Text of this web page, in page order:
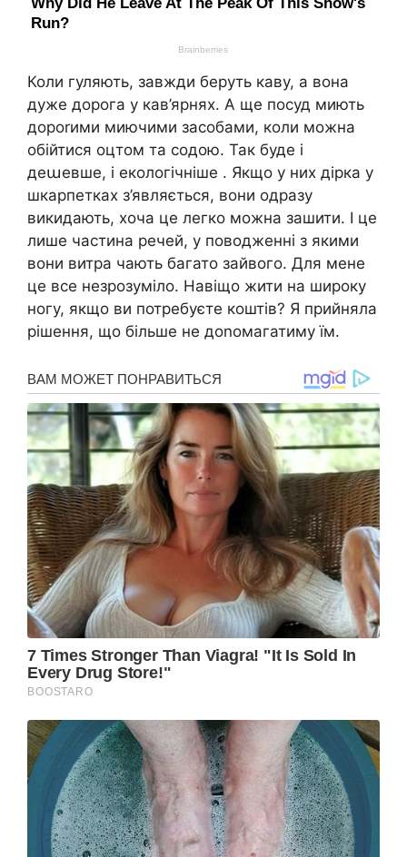
Коли гуляють, завжди беруть каву, а вона
дуже дорога у кав’ярнях. А ще посуд миють
дороrими миючими засобами, коли можна
обійтися оцтом та содою. Так буде і
деաевше, і екологічніше . Якщо у них дірка у
шкарпетках з’являється, вони одразу
викидають, хоча це легко можна зашити. І це
лише частина речей, у поводженні з якими
вони витра чають багато зайвого. Для мене
це все незрозуміло. Навіщо жити на широку
ногу, якщо ви потребуєте коштів? Я прийняла
рішення, що більше не доnомагатиму їм.